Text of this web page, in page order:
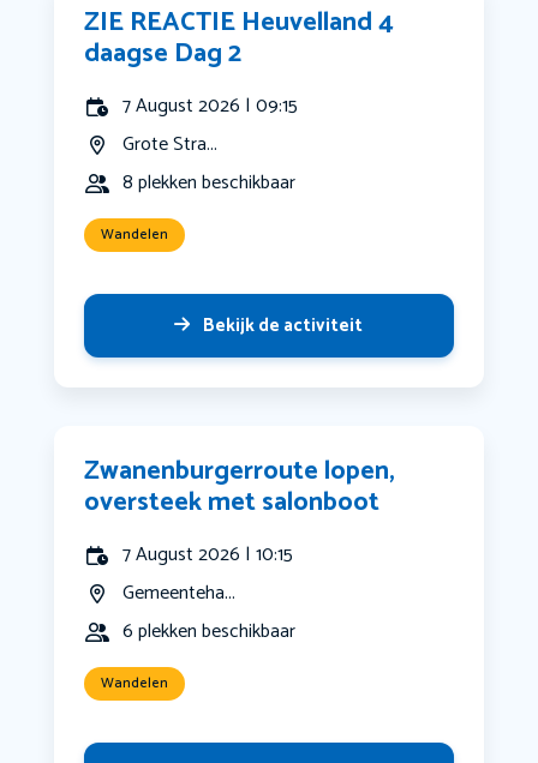
ZIE REACTIE Heuvelland 4
daagse Dag 2
7 August 2026 | 09:15
Grote Stra...
8 plekken beschikbaar
Wandelen
Bekijk de activiteit
Zwanenburgerroute lopen,
oversteek met salonboot
7 August 2026 | 10:15
Gemeenteha...
6 plekken beschikbaar
Wandelen